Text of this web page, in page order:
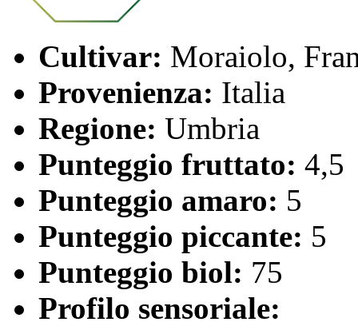
Cultivar: Moraiolo,
Provenienza: Italia
Regione: Umbria
Punteggio fruttato: 4,5
Punteggio amaro: 5
Punteggio piccante: 5
Punteggio biol: 75
Profilo sensoriale: